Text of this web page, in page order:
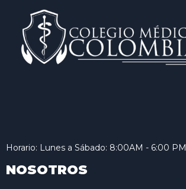
Horario: Lunes a Sábado: 8:00AM - 6:00 PM
NOSOTROS